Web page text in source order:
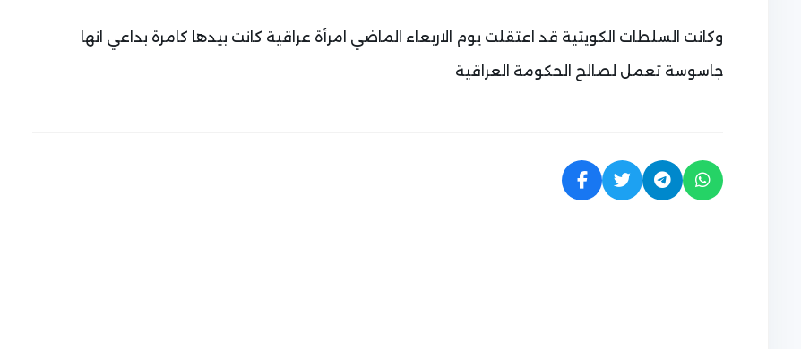
وكانت السلطات الكويتية قد اعتقلت يوم الاربعاء الماضي امرأة عراقية كانت بيدها كامرة بداعي انها
جاسوسة تعمل لصالح الحكومة العراقية